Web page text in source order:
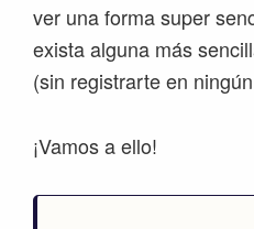
ver una forma super
exista alguna más
(sin registrarte en
¡Vamos a ello!